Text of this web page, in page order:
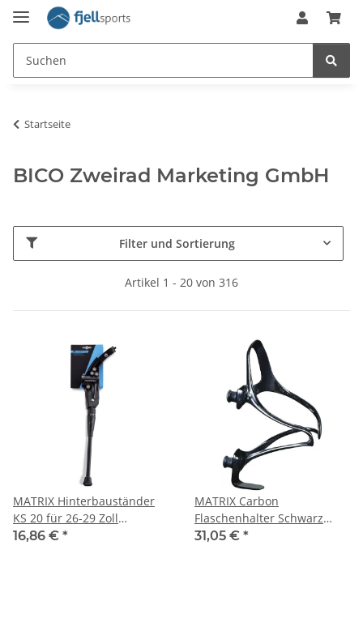
Startseite
BICO Zweirad Marketing GmbH
Filter und Sortierung
Artikel 1 - 20 von 316
MATRIX Hinterbauständer
KS 20 für 26-29 Zoll
höhenverstellbar schwarz
16,86 € *
MATRIX Carbon
Flaschenhalter Schwarz
super leicht 18g Fahrrad
31,05 € *